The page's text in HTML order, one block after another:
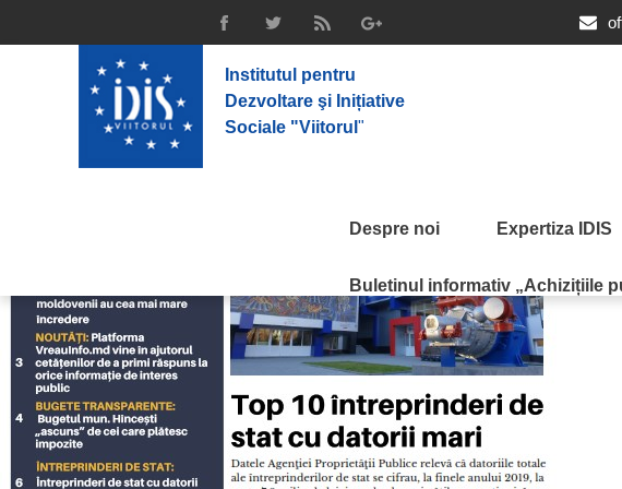
Institutul pentru
Dezvoltare şi Inițiative
Sociale "Viitorul "
Despre noi Expertiza IDIS
Buletinul informativ „Achizițiile